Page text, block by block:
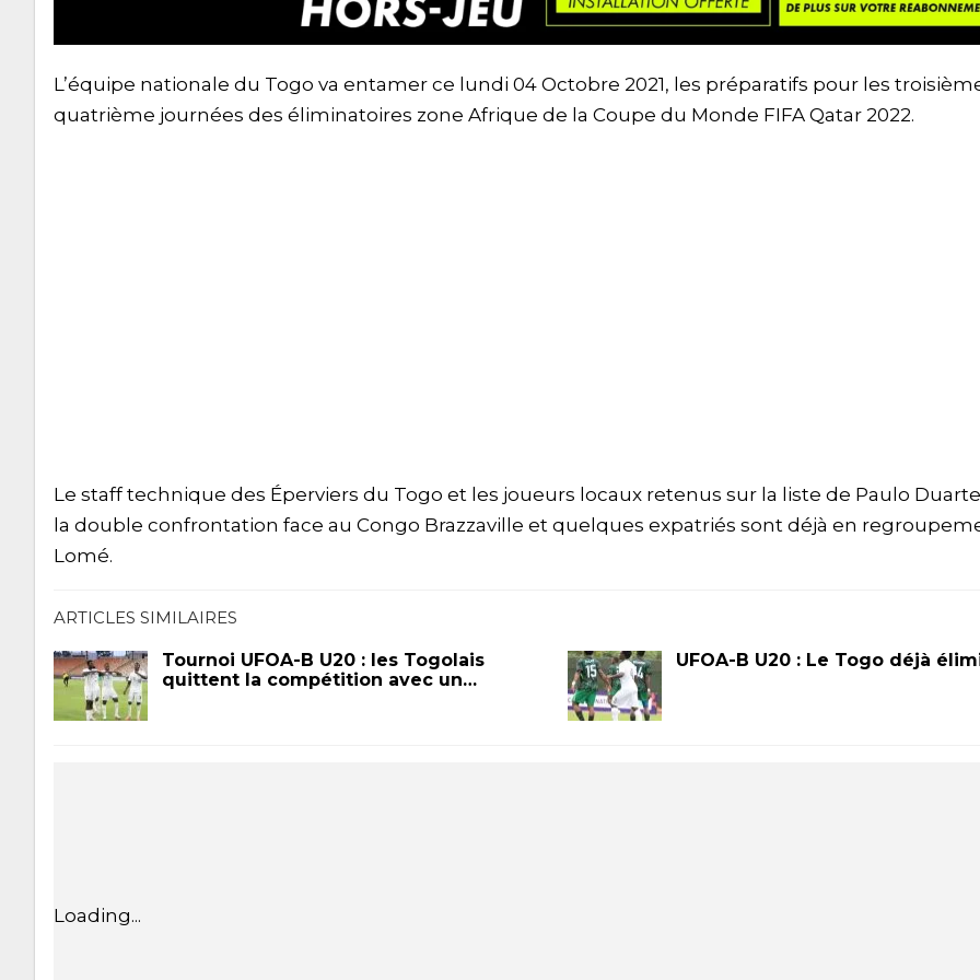
L’équipe nationale du Togo va entamer ce lundi 04 Octobre 2021, les préparatifs pour les
quatrième journées des éliminatoires zone Afrique de la Coupe du Monde FIFA Qatar 2022.
Le staff technique des Éperviers du Togo et les joueurs locaux retenus sur la liste de Paulo
la double confrontation face au Congo Brazzaville et quelques expatriés sont déjà en
Lomé.
ARTICLES SIMILAIRES
Tournoi UFOA-B U20 : les Togolais
quittent la compétition avec un…
UFOA-B U20 : Le Togo déjà
Loading...